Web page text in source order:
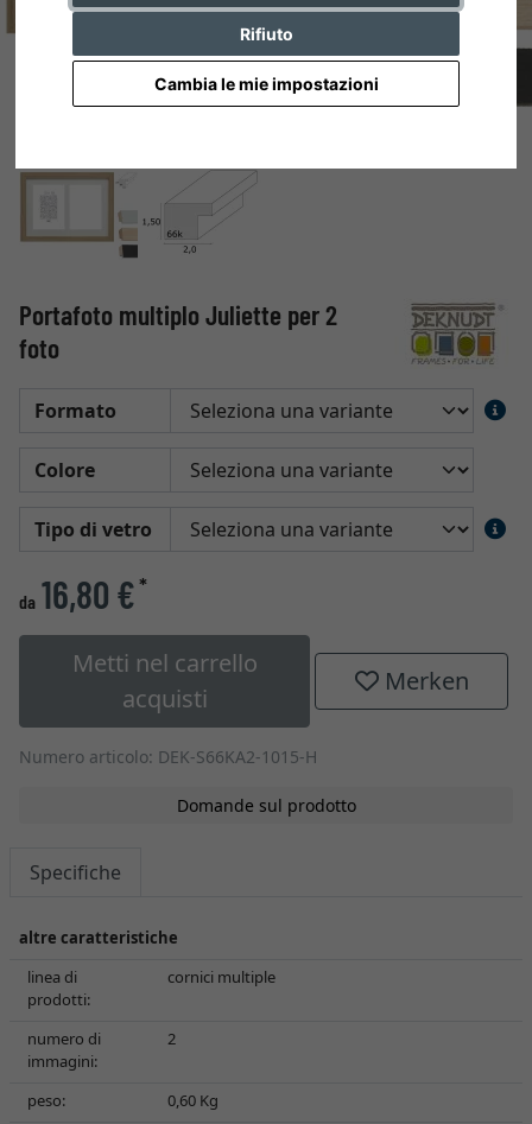
Rifiuto
Cambia le mie impostazioni
Portafoto multiplo Juliette per 2
foto
Formato
Colore
Tipo di vetro
da 16,80 €*
Metti nel carrello
acquisti
Merken
Numero articolo: DEK-S66KA2-1015-H
Domande sul prodotto
Specifiche
altre caratteristiche
linea di
prodotti:
cornici multiple
numero di
immagini:
2
peso:
0,60 Kg